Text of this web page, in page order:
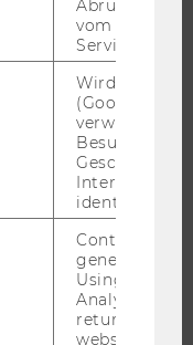
Abrufen
vom AMP
Service an.
Wird von
(Google Tag
verwendet,
Besucher
Geschlecht
Interessen zu
identifizieren.
Contains a
generated
Using this
Analytics can
returning
website and